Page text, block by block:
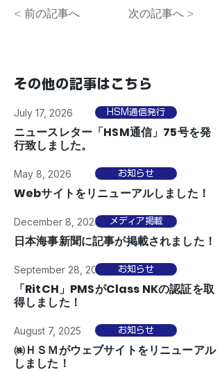
< 前の記事へ 次の記事へ >
その他の記事はこちら
July 17, 2026 HSM通信発行
ニュースレター「HSM通信」75号を発
行致しました。
May 8, 2026 お知らせ
Webサイトをリニューアルしました！
December 8, 2025 メディア掲載
日本海事新聞に記事が掲載されました！
September 28, 2025 お知らせ
「RitCH」PMSがClass NKの認証を取
得しました！
August 7, 2025 お知らせ
㈱ＨＳＭがウェブサイトをリニューアル
しました！